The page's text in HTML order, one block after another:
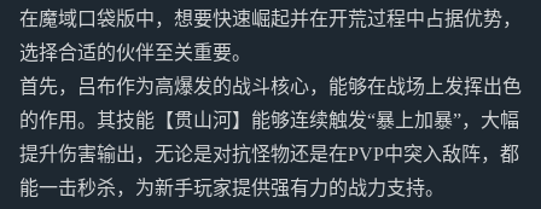
在魔域口袋版中，想要快速崛起并在开荒过程中占据优势，
选择合适的伙伴至关重要。
首先，吕布作为高爆发的战斗核心，能够在战场上发挥出色
的作用。其技能【贯山河】能够连续触发“暴上加暴”，大幅
提升伤害输出，无论是对抗怪物还是在PVP中突入敌阵，都
能一击秒杀，为新手玩家提供强有力的战力支持。